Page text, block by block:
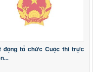
03/6/2026 Sửa đổi,
chi tập huấn, bồi
sở giáo dục để thực
mới giáo dục phổ
động tổ chức Cuộc thi trực